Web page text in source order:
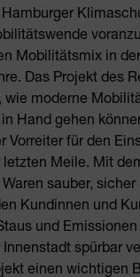
Mobilitätsmix in
Das Projekt des
wie moderne
Hand gehen
Vorreiter für den
Meile. Mit
sauber,
Kundinnen und
und
spürbar
einen wichtigen